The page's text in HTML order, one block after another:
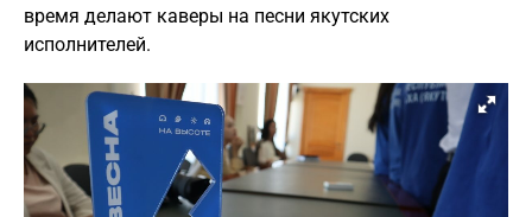
время делают каверы на песни якутских
исполнителей.